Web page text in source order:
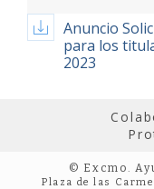
Anuncio
para los
2023
© Excmo.
Plaza de las